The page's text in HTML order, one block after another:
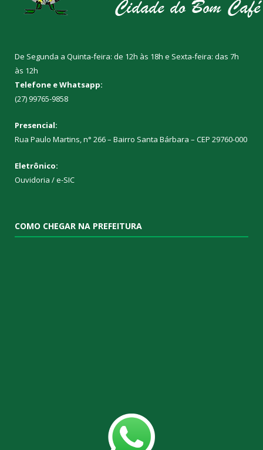
De Segunda a Quinta-feira: de 12h às 18h e Sexta-feira: das 7h
às 12h
Telefone e Whatsapp:
(27) 99765-9858
Presencial:
Rua Paulo Martins, n° 266 – Bairro Santa Bárbara – CEP 29760-000
Eletrônico:
Ouvidoria /e-SIC
COMO CHEGAR NA PREFEITURA